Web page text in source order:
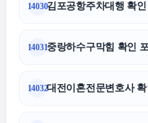
14030김포공항주차대행 확인
14031중랑하수구막힘 확인
14032대전이혼전문변호사 확